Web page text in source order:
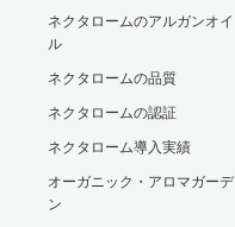
ネクタロームのアルガンオイ
ル
ネクタロームの品質
ネクタロームの認証
ネクタローム導入実績
オーガニック・アロマガーデ
ン